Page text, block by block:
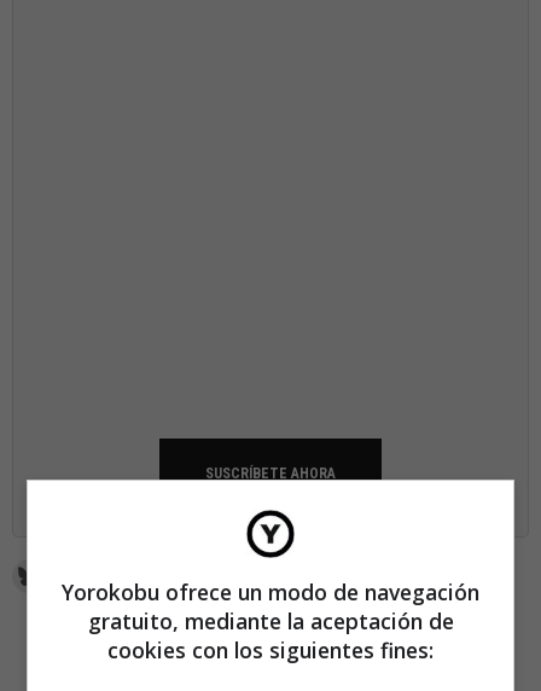
SUSCRÍBETE AHORA
Yorokobu ofrece un modo de navegación
gratuito, mediante la aceptación de
cookies con los siguientes fines: